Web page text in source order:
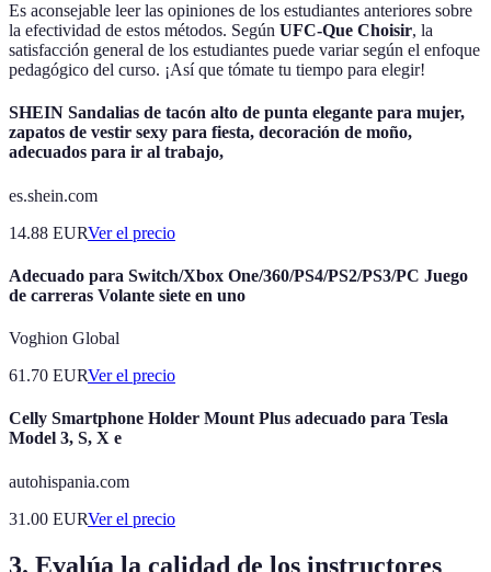
Es aconsejable leer las opiniones de los estudiantes anteriores sobre
la efectividad de estos métodos. Según UFC-Que Choisir, la
satisfacción general de los estudiantes puede variar según el enfoque
pedagógico del curso. ¡Así que tómate tu tiempo para elegir!
SHEIN Sandalias de tacón alto de punta elegante para mujer,
zapatos de vestir sexy para fiesta, decoración de moño,
adecuados para ir al trabajo,
es.shein.com
14.88 EURVer el precio
Adecuado para Switch/Xbox One/360/PS4/PS2/PS3/PC Juego
de carreras Volante siete en uno
Voghion Global
61.70 EURVer el precio
Celly Smartphone Holder Mount Plus adecuado para Tesla
Model 3, S, X e
autohispania.com
31.00 EURVer el precio
3. Evalúa la calidad de los instructores